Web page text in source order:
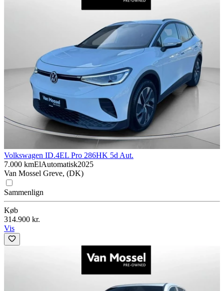
Volkswagen ID.4EL Pro 286HK 5d Aut.
7.000 kmElAutomatisk2025
Van Mossel Greve, (DK)
Sammenlign
Køb
314.900 kr.
Vis